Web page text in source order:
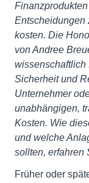
Entscheidungen
kosten. Die
von Andree
wissenschaftlich
Sicherheit und
Unternehmer
unabhängigen,
Kosten. Wie
und welche
sollten, erfahren
Früher oder